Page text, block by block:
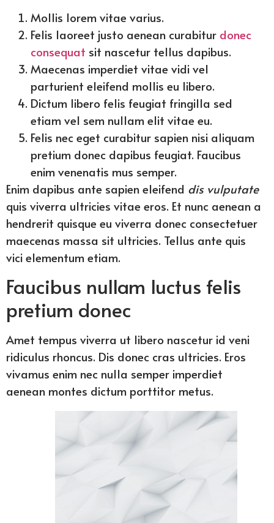
Mollis lorem vitae varius.
Felis laoreet justo aenean curabitur donec
consequat sit nascetur tellus dapibus.
Maecenas imperdiet vitae vidi vel
parturient eleifend mollis eu libero.
Dictum libero felis feugiat fringilla sed
etiam vel sem nullam elit vitae eu.
Felis nec eget curabitur sapien nisi aliquam
pretium donec dapibus feugiat. Faucibus
enim venenatis mus semper.
Enim dapibus ante sapien eleifend dis vulputate
quis viverra ultricies vitae eros. Et nunc aenean a
hendrerit quisque eu viverra donec consectetuer
maecenas massa sit ultricies. Tellus ante quis
vici elementum etiam.
Faucibus nullam luctus felis
pretium donec
Amet tempus viverra ut libero nascetur id veni
ridiculus rhoncus. Dis donec cras ultricies. Eros
vivamus enim nec nulla semper imperdiet
aenean montes dictum porttitor metus.